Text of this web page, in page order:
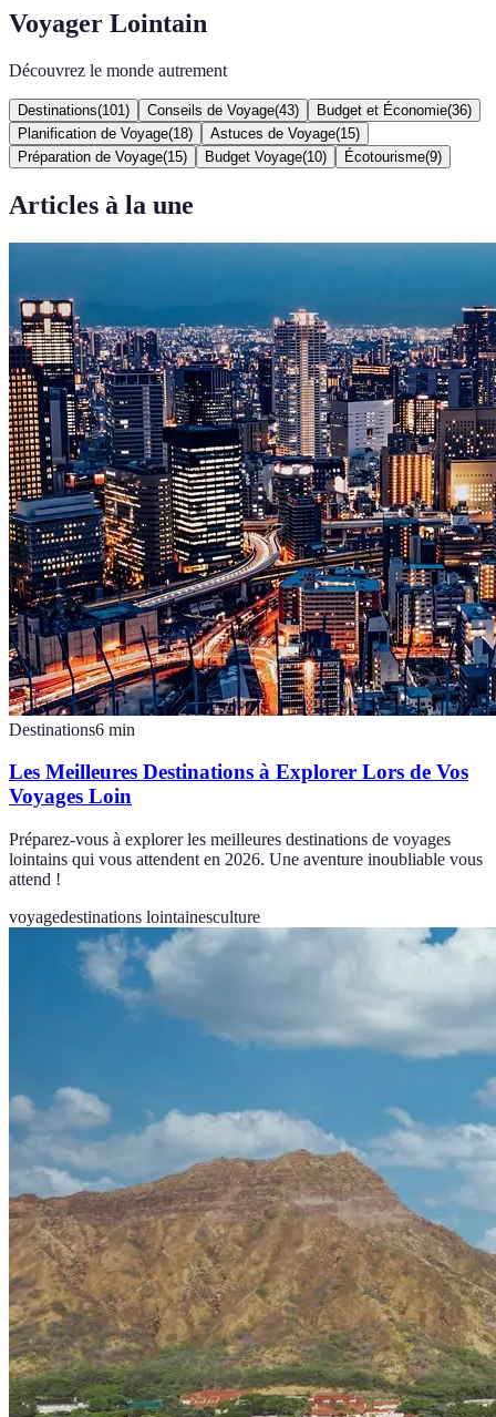
Voyager Lointain
Découvrez le monde autrement
Destinations(101 ) Conseils de Voyage(43) Budget et Économie(36)
Planification de Voyage(18) Astuces de Voyage(15)
Préparation de Voyage(15) Budget Voyage(10) Écotourisme(9)
Articles à la une
Destinations6 min
Les Meilleures Destinations à Explorer Lors de Vos
Voyages Loin
Préparez-vous à explorer les meilleures destinations de voyages
lointains qui vous attendent en 2026. Une aventure inoubliable vous
attend !
voyagedestinations lointainesculture